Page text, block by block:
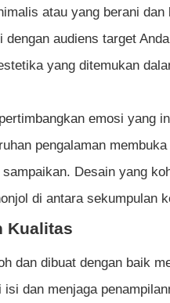
atau yang berani
dengan audiens target
yang ditemukan
emosi yang
pengalaman
sampaikan. Desain yang
di antara sekumpulan
Kualitas
dan dibuat dengan baik
isi dan menjaga